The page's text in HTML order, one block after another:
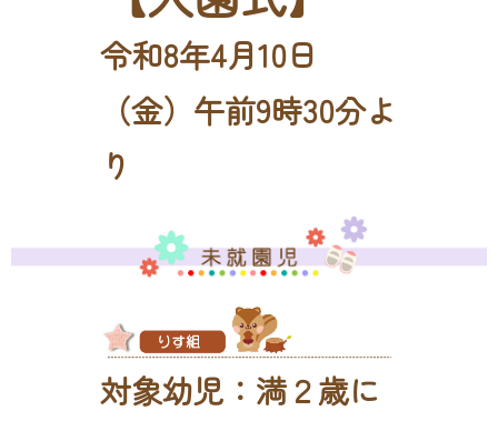
令和8年4月10日
（金）午前9時30分よ
り
対象幼児：満２歳に